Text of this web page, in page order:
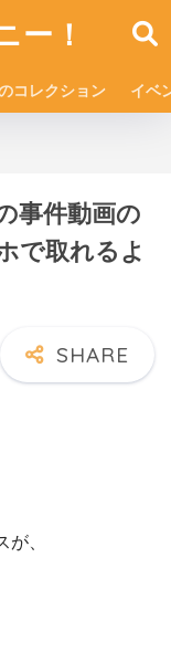
ー！
コレクション イベ
事件動画の
で取れるよ
、